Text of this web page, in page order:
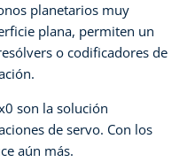
planetarios muy
plana, permiten un
o codificadores de
son la solución
de servo. Con los
aún más.